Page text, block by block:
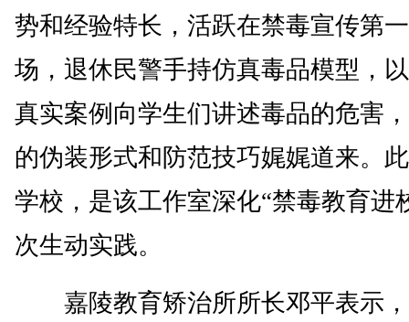
势和经验特长，活跃在禁毒宣传第
场，退休民警手持仿真毒品模型，
真实案例向学生们讲述毒品的危害
的伪装形式和防范技巧娓娓道来。
学校，是该工作室深化“禁毒教育进
次生动实践。
嘉陵教育矫治所所长邓平表示，